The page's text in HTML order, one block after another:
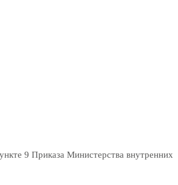
9 Приказа Министерства внутренних